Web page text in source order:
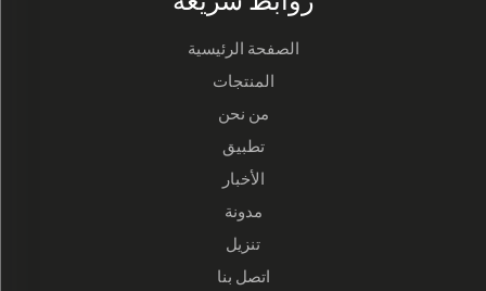
الصفحة الرئيسية
المنتجات
من نحن
تطبيق
الأخبار
مدونة
تنزيل
اتصل بنا